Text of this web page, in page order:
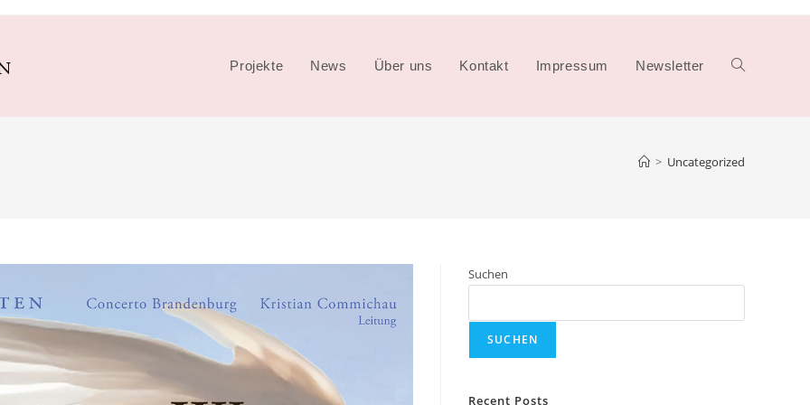
Projekte News Über uns Kontakt Impressum Newsletter Website-
Suche
> Uncategorized
Suchen
SUCHEN
Recent Posts